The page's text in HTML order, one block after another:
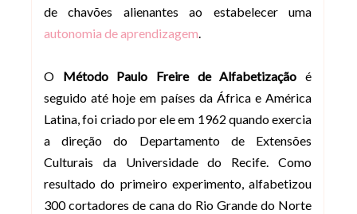
de chavões alienantes ao estabelecer uma
autonomia de aprendizagem.
O Método Paulo Freire de Alfabetização é
seguido até hoje em países da África e América
Latina, foi criado por ele em 1962 quando exercia
a direção do Departamento de Extensões
Culturais da Universidade do Recife. Como
resultado do primeiro experimento, alfabetizou
300 cortadores de cana do Rio Grande do Norte